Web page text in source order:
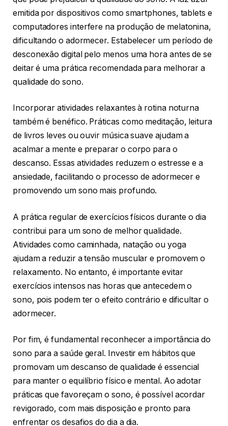
emitida por dispositivos como smartphones, tablets e
computadores interfere na produção de melatonina,
dificultando o adormecer. Estabelecer um período de
desconexão digital pelo menos uma hora antes de se
deitar é uma prática recomendada para melhorar a
qualidade do sono.
Incorporar atividades relaxantes à rotina noturna
também é benéfico. Práticas como meditação, leitura
de livros leves ou ouvir música suave ajudam a
acalmar a mente e preparar o corpo para o
descanso. Essas atividades reduzem o estresse e a
ansiedade, facilitando o processo de adormecer e
promovendo um sono mais profundo.
A prática regular de exercícios físicos durante o dia
contribui para um sono de melhor qualidade.
Atividades como caminhada, natação ou yoga
ajudam a reduzir a tensão muscular e promovem o
relaxamento. No entanto, é importante evitar
exercícios intensos nas horas que antecedem o
sono, pois podem ter o efeito contrário e dificultar o
adormecer.
Por fim, é fundamental reconhecer a importância do
sono para a saúde geral. Investir em hábitos que
promovam um descanso de qualidade é essencial
para manter o equilíbrio físico e mental. Ao adotar
práticas que favoreçam o sono, é possível acordar
revigorado, com mais disposição e pronto para
enfrentar os desafios do dia a dia.